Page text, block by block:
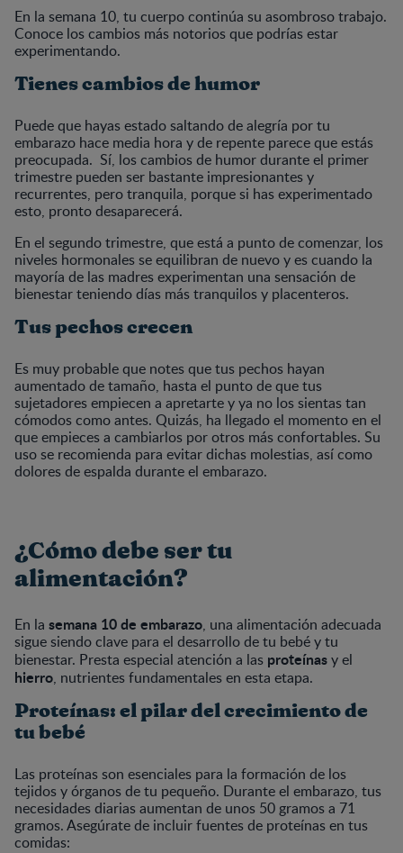
En la semana 10, tu cuerpo continúa su asombroso trabajo.
Conoce los cambios más notorios que podrías estar
experimentando.
Tienes cambios de humor
Puede que hayas estado saltando de alegría por tu
embarazo hace media hora y de repente parece que estás
preocupada. Sí, los cambios de humor durante el primer
trimestre pueden ser bastante impresionantes y
recurrentes, pero tranquila, porque si has experimentado
esto, pronto desaparecerá.
En el segundo trimestre, que está a punto de comenzar, los
niveles hormonales se equilibran de nuevo y es cuando la
mayoría de las madres experimentan una sensación de
bienestar teniendo días más tranquilos y placenteros.
Tus pechos crecen
Es muy probable que notes que tus pechos hayan
aumentado de tamaño, hasta el punto de que tus
sujetadores empiecen a apretarte y ya no los sientas tan
cómodos como antes. Quizás, ha llegado el momento en el
que empieces a cambiarlos por otros más confortables. Su
uso se recomienda para evitar dichas molestias, así como
dolores de espalda durante el embarazo.
¿Cómo debe ser tu
alimentación?
En la semana 10 de embarazo, una alimentación adecuada
sigue siendo clave para el desarrollo de tu bebé y tu
bienestar. Presta especial atención a las proteínasy el
hierro, nutrientes fundamentales en esta etapa.
Proteínas: el pilar del crecimiento de
tu bebé
Las proteínas son esenciales para la formación de los
tejidos y órganos de tu pequeño. Durante el embarazo, tus
necesidades diarias aumentan de unos 50 gramos a 71
gramos. Asegúrate de incluir fuentes de proteínas en tus
comidas: